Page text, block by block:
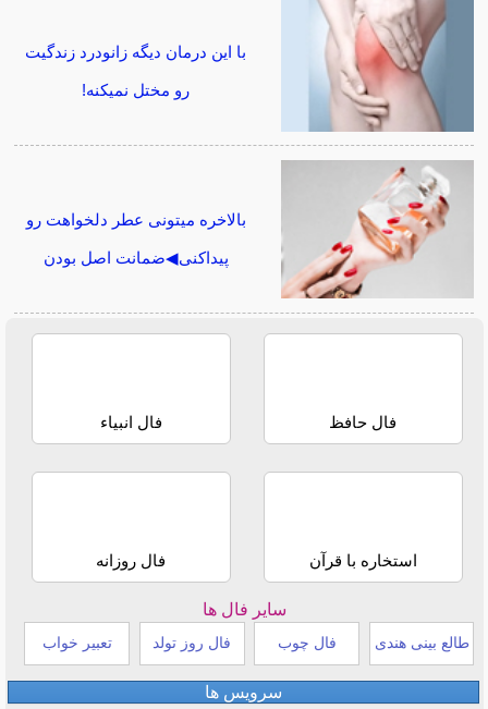
با این درمان دیگه زانودرد زندگیت
رو مختل نمیکنه!
بالاخره میتونی عطر دلخواهت رو
پیداکنی◀ضمانت اصل بودن
فال حافظ فال انبیاء
استخاره با قرآن فال روزانه
سایر فال ها
طالع بینی هندی فال چوب فال روز تولد تعبیر خواب
سرویس ها